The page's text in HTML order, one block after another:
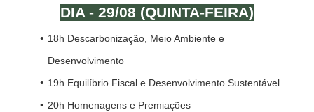
DIA - 29/08 (QUINTA-FEIRA)
18h Descarbonização, Meio Ambiente e
Desenvolvimento
19h Equilíbrio Fiscal e Desenvolvimento Sustentável
20h Homenagens e Premiações